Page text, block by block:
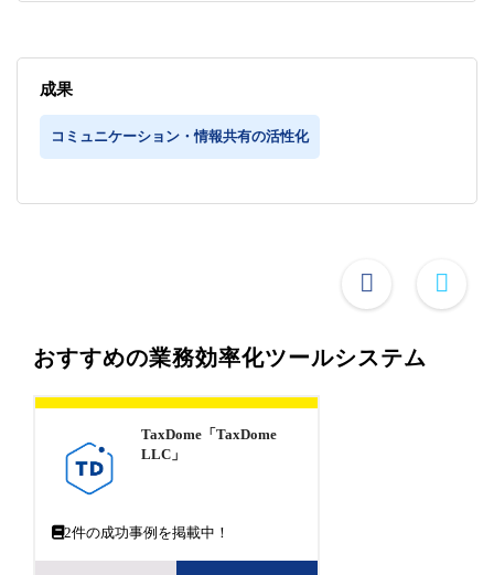
成果
コミュニケーション・情報共有の活性化
おすすめの業務効率化ツールシステム
TaxDome「TaxDome
LLC」
2件の成功事例を掲載中！